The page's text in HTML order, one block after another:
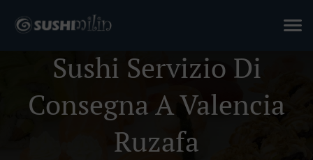
Sushi Servizio Di
Consegna A Valencia
Ruzafa